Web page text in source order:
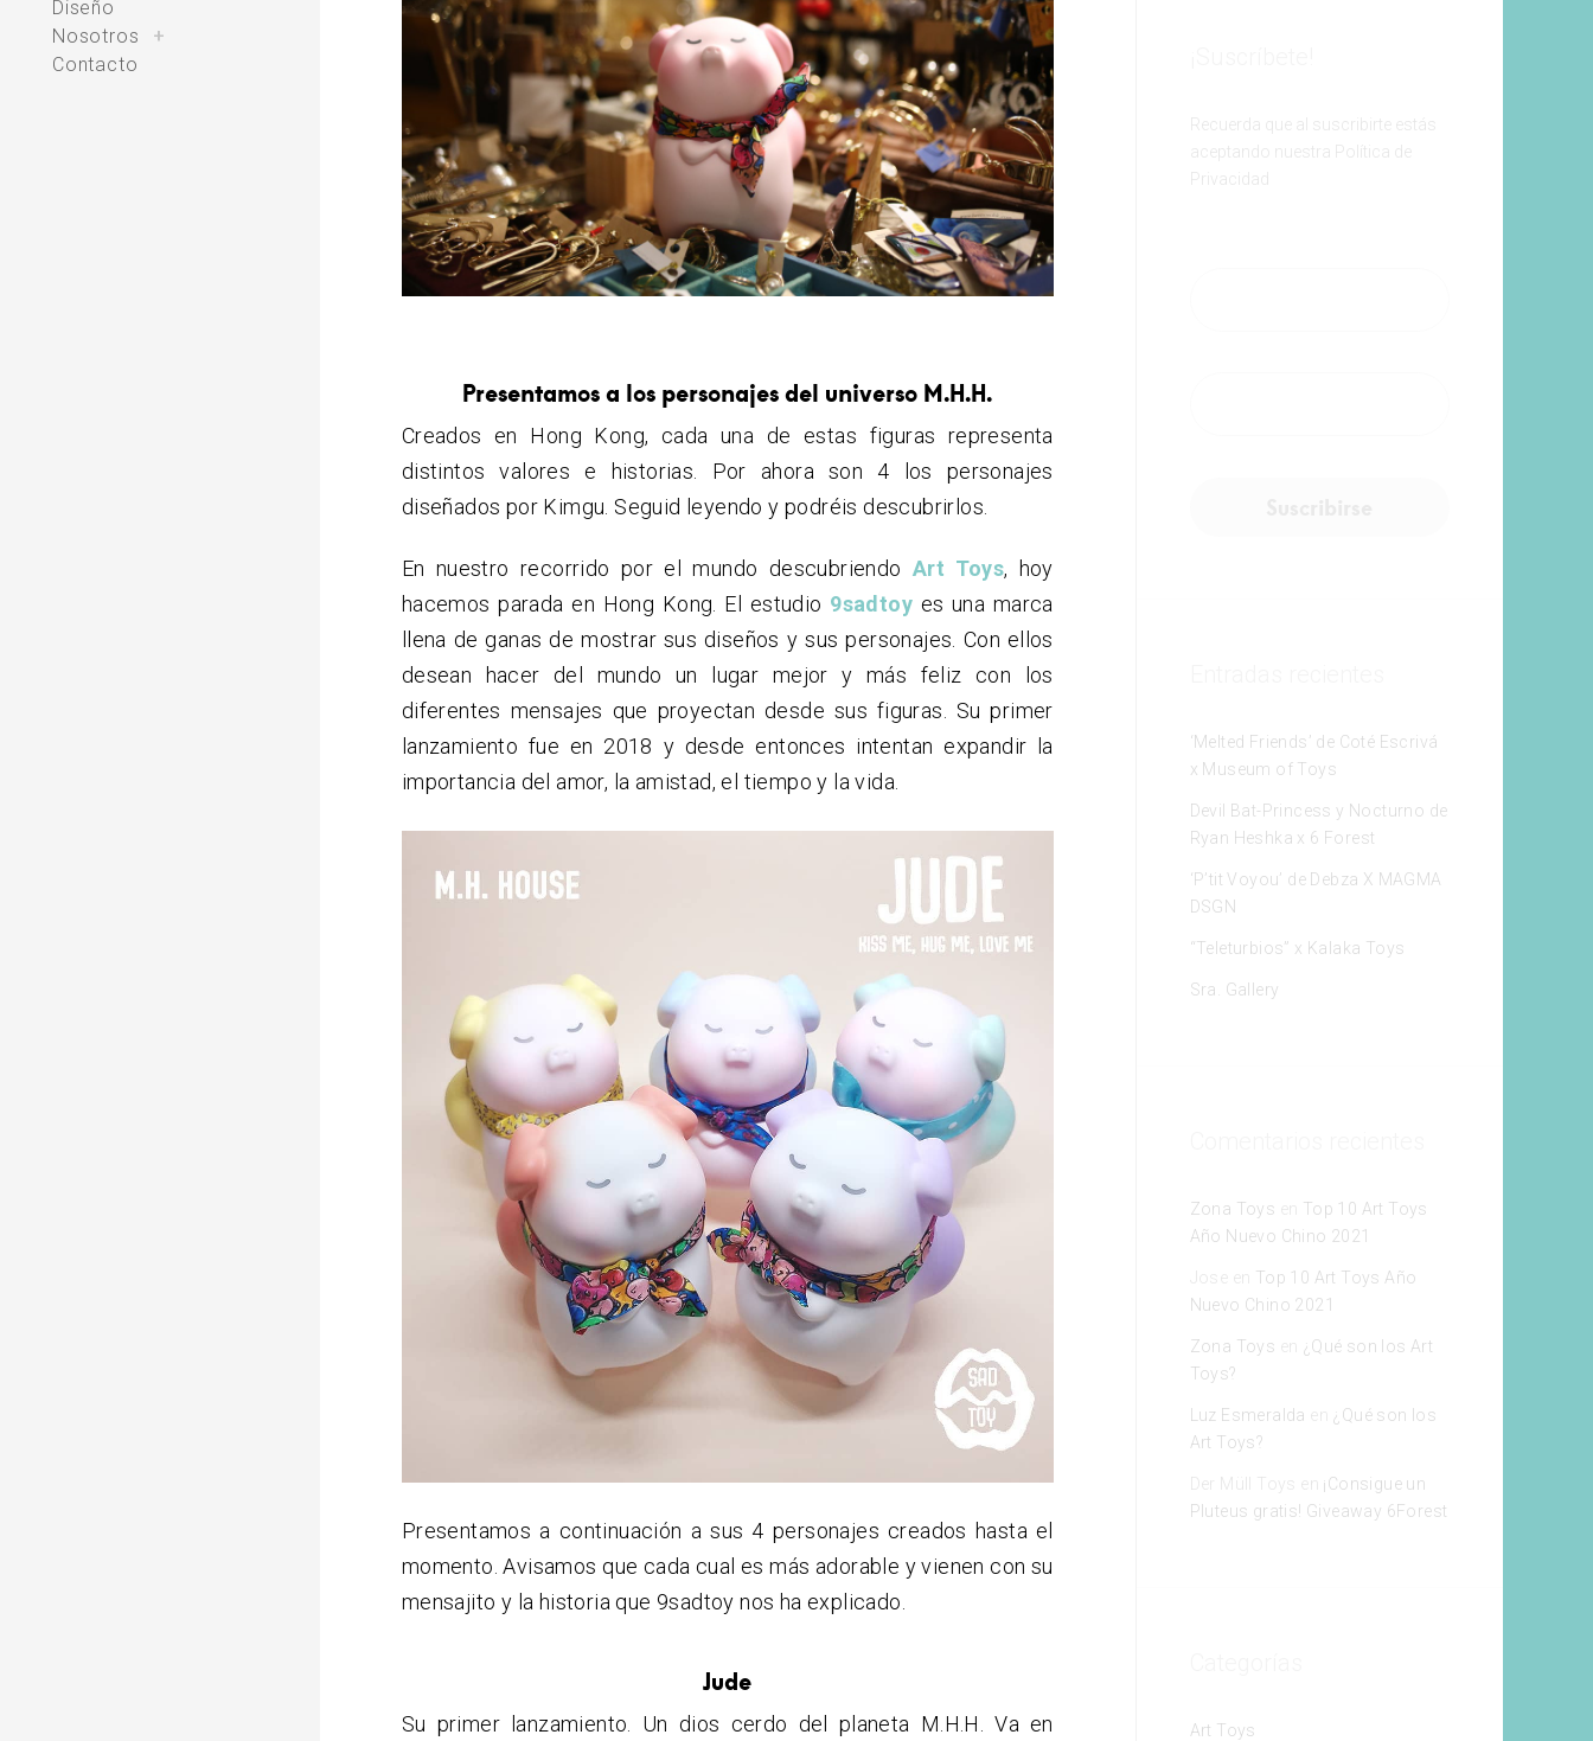
Diseño
Nosotros
toggle
child
+
Contacto
Presentamos a los personajes del universo M.H.H.
Creados en Hong Kong, cada una de estas figuras representa
distintos valores e historias. Por ahora son 4 los personajes
diseñados por Kimgu. Seguid leyendo y podréis descubrirlos.
En nuestro recorrido por el mundo descubriendo Art Toys, hoy
hacemos parada en Hong Kong. El estudio 9sadtoy es una marca
llena de ganas de mostrar sus diseños y sus personajes. Con ellos
desean hacer del mundo un lugar mejor y más feliz con los
diferentes mensajes que proyectan desde sus figuras. Su primer
lanzamiento fue en 2018 y desde entonces intentan expandir la
importancia del amor, la amistad, el tiempo y la vida.
Presentamos a continuación a sus 4 personajes creados hasta el
momento. Avisamos que cada cual es más adorable y vienen con su
mensajito y la historia que 9sadtoy nos ha explicado.
Jude
Su primer lanzamiento. Un dios cerdo del planeta M.H.H. Va en
Recuerda que al suscribirte estás
aceptando nuestra Política de
Privacidad
‘Melted Friends’ de Coté Escrivá
x Museum of Toys
Devil Bat-Princess y Nocturno de
Ryan Heshka x 6 Forest
‘P’tit Voyou’ de Debza X MAGMA
DSGN
“Teleturbios” x Kalaka Toys
Sra. Gallery
Zona Toys en Top 10 Art Toys
Año Nuevo Chino 2021
Jose en Top 10 Art Toys Año
Nuevo Chino 2021
Zona Toys en
¿Qué son los Art
Toys?
Luz Esmeralda en ¿Qué son los
Art Toys?
Der Müll Toys en ¡Consigue un
Pluteus gratis! Giveaway 6Forest
Art Toys